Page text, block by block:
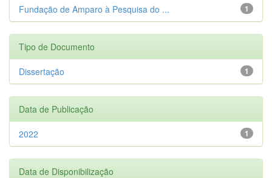
1
Fundação de Amparo à Pesquisa do ...
Tipo de Documento
1
Dissertação
Data de Publicação
1
2022
Data de Disponibilização